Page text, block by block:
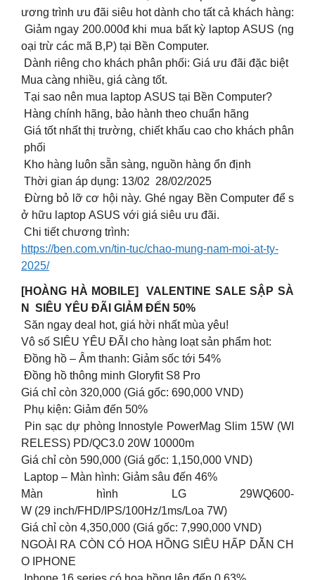
ương trình ưu đãi siêu hot dành cho tất cả khách hàng:
Giảm ngay 200.000đ khi mua bất kỳ laptop ASUS (ng
oại trừ các mã B,P) tại Bền Computer.
Dành riêng cho khách phân phối: Giá ưu đãi đặc biệt
Mua càng nhiều, giá càng tốt.
‍️ Tại sao nên mua laptop ASUS tại Bền Computer?
Hàng chính hãng, bảo hành theo chuẩn hãng
Giá tốt nhất thị trường, chiết khấu cao cho khách phân
phối
Kho hàng luôn sẵn sàng, nguồn hàng ổn định
Thời gian áp dụng: 13/02 28/02/2025
Đừng bỏ lỡ cơ hội này. Ghé ngay Bền Computer để s
ở hữu laptop ASUS với giá siêu ưu đãi.
Chi tiết chương trình:
https://ben.com.vn/tin-tuc/chao-mung-nam-moi-at-ty-
2025/
[HOÀNG HÀ MOBILE] VALENTINE SALE SẬP SÀ
N SIÊU YÊU ĐÃI GIẢM ĐẾN 50%
Săn ngay deal hot, giá hời nhất mùa yêu!
Vô số SIÊU YÊU ĐÃI cho hàng loạt sản phẩm hot:
Đồng hồ – Âm thanh: Giảm sốc tới 54%
Đồng hồ thông minh Gloryfit S8 Pro
Giá chỉ còn 320,000 (Giá gốc: 690,000 VND)
Phụ kiện: Giảm đến 50%
Pin sạc dự phòng Innostyle PowerMag Slim 15W (WI
RELESS) PD/QC3.0 20W 10000m
Giá chỉ còn 590,000 (Giá gốc: 1,150,000 VND)
Laptop – Màn hình: Giảm sâu đến 46%
Màn hình LG 29WQ600-
W (29 inch/FHD/IPS/100Hz/1ms/Loa 7W)
Giá chỉ còn 4,350,000 (Giá gốc: 7,990,000 VND)
NGOÀI RA CÒN CÓ HOA HỒNG SIÊU HẤP DẪN CH
O IPHONE